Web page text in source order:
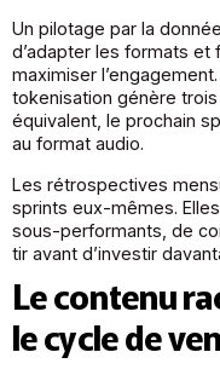
Un pilotage par la
d’adapter les formats
maximiser
tokenisation génère trois
équivalent, le prochain
au format audio.
Les rétrospectives
sprints eux-mêmes.
sous-performants, de
tir avant d’investir
Le contenu
le cycle de